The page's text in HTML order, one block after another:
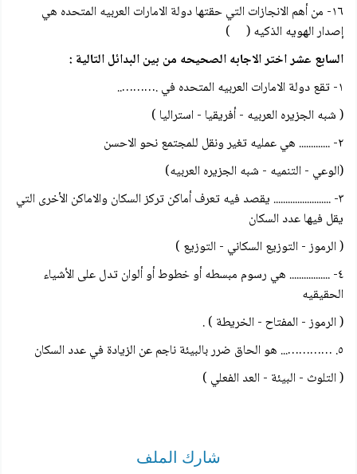
١٦- من أهم الانجازات التي حقتها دولة الامارات العربيه المتحده هي
إصدار الهويه الذكيه ( )
السابع عشر اختر الاجابه الصحيحه من بين البدائل التالية :
١- تقع دولة الامارات العربيه المتحده في .………..
( شبه الجزيره العربيه - أفريقيا - استراليا )
٢- ............. هي عمليه تغير ونقل للمجتمع نحو الاحسن
(الوعي - التنميه - شبه الجزيره العربيه)
۳- ........................ يقصد فيه تعرف أماكن تركز السكان والاماكن الأخرى التي
يقل فيها عدد السكان
( الرموز - التوزيع السكاني - التوزيع )
٤- ................. هي رسوم مبسطه أو خطوط أو ألوان تدل على الأشياء
الحقيقيه
( الرموز - المفتاح - الخريطة ) .
٥. …………... هو الحاق ضرر بالبيئة ناجم عن الزيادة في عدد السكان
( التلوث - البيئة - العد الفعلي )
شارك الملف